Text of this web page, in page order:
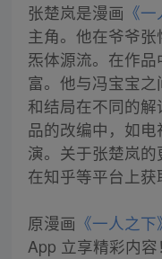
张楚岚是漫画 《
主角。他在爷爷
炁体源流。在作
富。他与冯宝宝
和结局在不同的
品的改编中，如电
演。关于张楚岚
在知乎等平台上获
原漫画 《一人之下
App 立享精彩内容！